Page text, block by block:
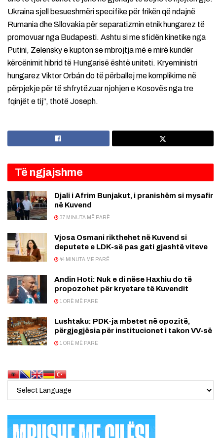
Ukraina sjell besueshmëri specifike për frikën që ndajnë
Rumania dhe Sllovakia për separatizmin etnik hungarez të
promovuar nga Budapesti. Ashtu si me sfidën kinetike nga
Putini, Zelensky e kupton se mbrojtja më e mirë kundër
kërcënimit hibrid të Hungarisë është uniteti. Kryeministri
hungarez Viktor Orbán do të përballej me komplikime në
përpjekje për të shfrytëzuar njohjen e Kosovës nga tre
fqinjët e tij”, thotë Joseph.
Të ngjajshme
Djali i Afrim Bunjakut, i pranishëm si mysafir
në Kuvend
37 MINUTA MË PARË
Vjosa Osmani rikthehet në Kuvend si
deputete e LDK-së pas gati gjashtë viteve
44 MINUTA MË PARË
Andin Hoti: Nuk e di nëse Haxhiu do të
propozohet për kryetare të Kuvendit
1 ORË MË PARË
Lushtaku: PDK-ja mbetet në opozitë,
përgjegjësia për institucionet i takon VV-së
1 ORË MË PARË